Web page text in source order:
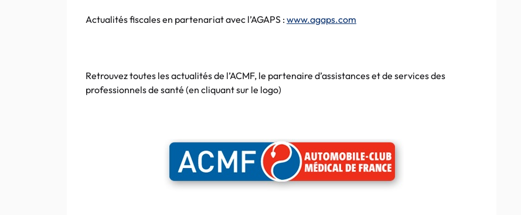
Actualités fiscales en partenariatavec l’AGAPS :www.agaps.com
Retrouvez toutes les actualités de l’ACMF, le partenaire d’assistances et de services des
professionnels de santé (en cliquantsur le logo)